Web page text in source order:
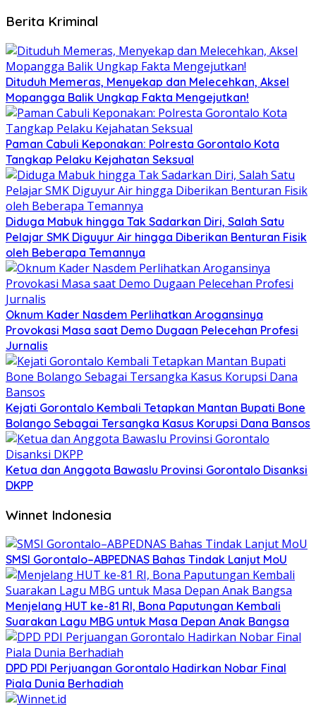
Berita Kriminal
Dituduh Memeras, Menyekap dan Melecehkan, Aksel
Mopangga Balik Ungkap Fakta Mengejutkan!
Paman Cabuli Keponakan: Polresta Gorontalo Kota
Tangkap Pelaku Kejahatan Seksual
Diduga Mabuk hingga Tak Sadarkan Diri, Salah Satu
Pelajar SMK Diguyur Air hingga Diberikan Benturan Fisik
oleh Beberapa Temannya
Oknum Kader Nasdem Perlihatkan Arogansinya
Provokasi Masa saat Demo Dugaan Pelecehan Profesi
Jurnalis
Kejati Gorontalo Kembali Tetapkan Mantan Bupati Bone
Bolango Sebagai Tersangka Kasus Korupsi Dana Bansos
Ketua dan Anggota Bawaslu Provinsi Gorontalo Disanksi
DKPP
Winnet Indonesia
SMSI Gorontalo–ABPEDNAS Bahas Tindak Lanjut MoU
Menjelang HUT ke-81 RI, Bona Paputungan Kembali
Suarakan Lagu MBG untuk Masa Depan Anak Bangsa
DPD PDI Perjuangan Gorontalo Hadirkan Nobar Final
Piala Dunia Berhadiah